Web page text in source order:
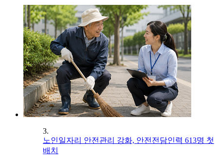
3.
노인일자리 안전관리 강화, 안전전담인력 613명 첫
배치